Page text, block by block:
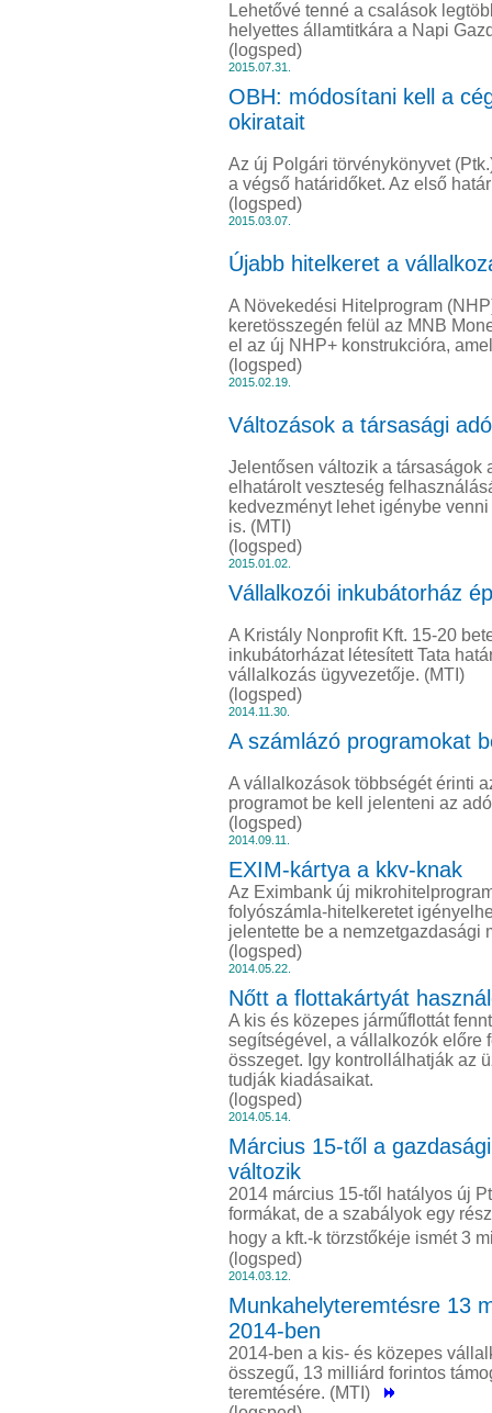
Lehetővé tenné a csalások
helyettes államtitkára a Napi
(logsped)
2015.07.31.
OBH: módosítani kell a
okiratait
Az új Polgári törvénykönyvet
a végső határidőket. Az első
(logsped)
2015.03.07.
Újabb hitelkeret a
A Növekedési Hitelprogram
keretösszegén felül az MNB
el az új NHP+ konstrukcióra,
(logsped)
2015.02.19.
Változások a társasági
Jelentősen változik a társaságok
elhatárolt veszteség
kedvezményt lehet igénybe
is. (MTI)
(logsped)
2015.01.02.
Vállalkozói inkubátorház
A Kristály Nonprofit Kft. 15-20
inkubátorházat létesített Tata
vállalkozás ügyvezetője. (MTI)
(logsped)
2014.11.30.
A számlázó programokat
A vállalkozások többségét érinti
programot be kell jelenteni az
(logsped)
2014.09.11.
EXIM-kártya a kkv-knak
Az Eximbank új
folyószámla-hitelkeretet
jelentette be a nemzetgazdasági
(logsped)
2014.05.22.
Nőtt a flottakártyát
A kis és közepes járműflottát
segítségével, a vállalkozók előre
összeget. Igy kontrollálhatják az
tudják kiadásaikat.
(logsped)
2014.05.14.
Március 15-től a
változik
2014 március 15-től hatályos új
formákat, de a szabályok egy
hogy a kft.-k törzstőkéje ismét 3
(logsped)
2014.03.12.
Munkahelyteremtésre 13
2014-ben
2014-ben a kis- és közepes
összegű, 13 milliárd forintos
teremtésére. (MTI)